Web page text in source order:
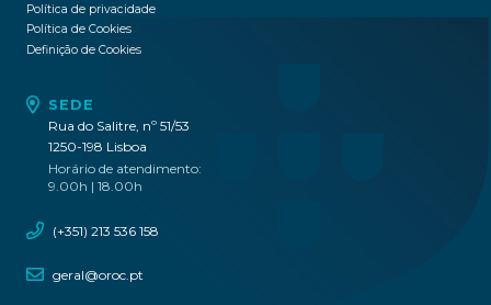
Política de privacidade
Política de Cookies
Definição de Cookies
SEDE
Rua do Salitre, nº 51/53
1250-198 Lisboa
Horário de atendimento:
9.00h | 18.00h
(+351) 213 536 158
geral@oroc.pt